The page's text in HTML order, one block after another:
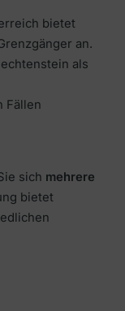
bietet
an.
als
Fällen
sich mehrere
bietet